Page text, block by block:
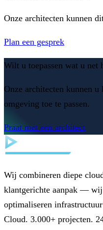
Onze architecten kunnen
Plan een gesprek
Wilt u toepassen wat u net
Onze architecten kunnen
omgeving toe te passen.
Praat met een architect
Wij combineren diepe
klantgerichte aanpak — wij
optimaliseren
Cloud. 3.000+ projecten.